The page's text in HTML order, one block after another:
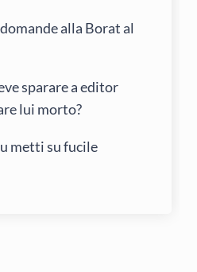
alla Borat al
sparare a editor
lui morto?
metti su fucile